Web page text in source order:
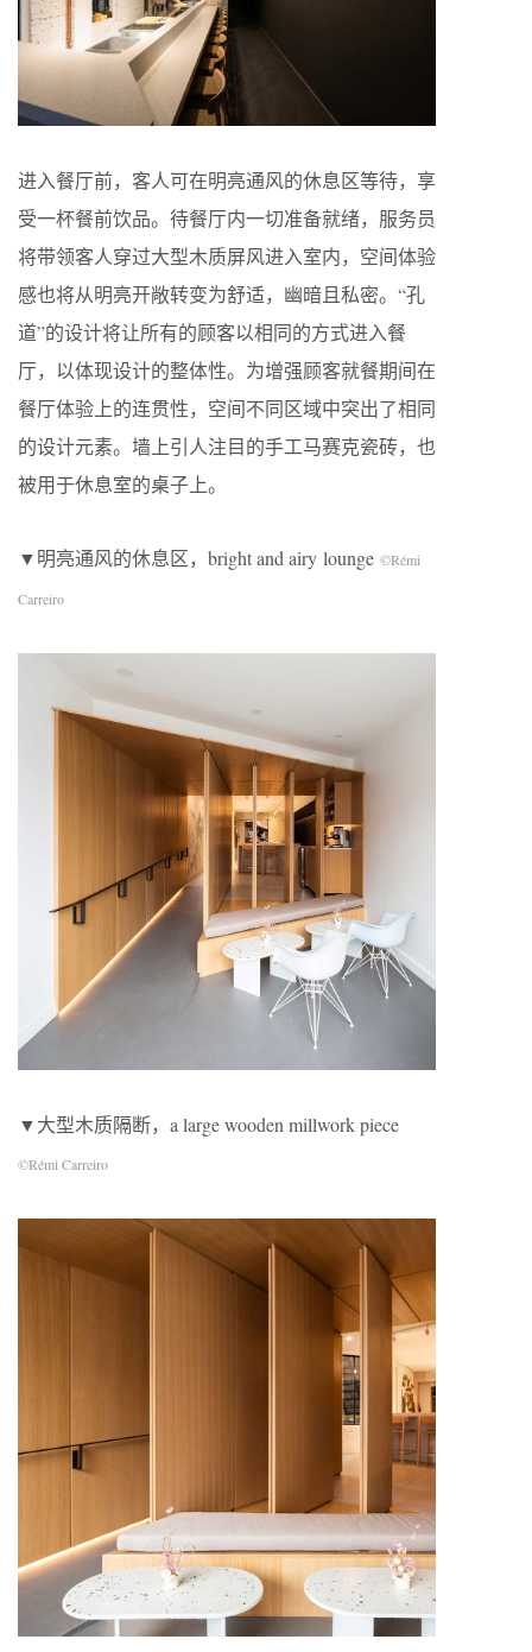
进入餐厅前，客人可在明亮通风的休息区等待，享
受一杯餐前饮品。待餐厅内一切准备就绪，服务员
将带领客人穿过大型木质屏风进入室内，空间体验
感也将从明亮开敞转变为舒适，幽暗且私密。“孔
道”的设计将让所有的顾客以相同的方式进入餐
厅，以体现设计的整体性。为增强顾客就餐期间在
餐厅体验上的连贯性，空间不同区域中突出了相同
的设计元素。墙上引人注目的手工马赛克瓷砖，也
被用于休息室的桌子上。
▼明亮通风的休息区，bright and airy lounge ©Rémi
Carreiro
▼大型木质隔断，a large wooden millwork piece
©Rémi Carreiro